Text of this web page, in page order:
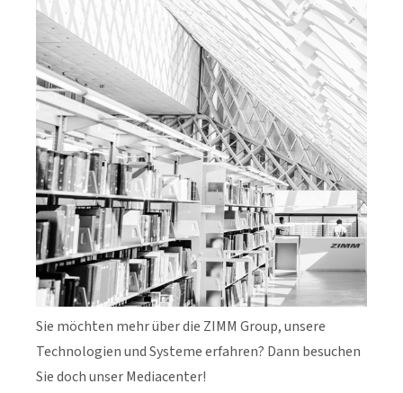
Sie möchten mehr über die ZIMM Group, unsere
Technologien und Systeme erfahren? Dann besuchen
Sie doch unser Mediacenter!